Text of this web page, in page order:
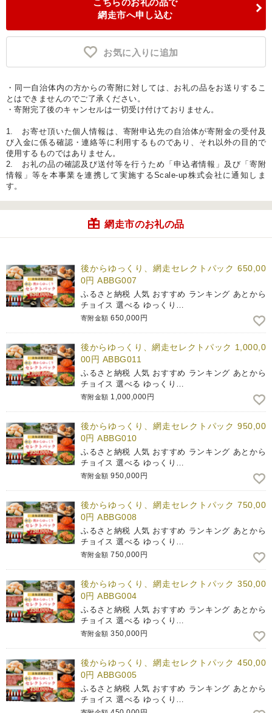
こちらのお礼の品で
網走市へ申し込む
お気に入りに追加
・同一自治体内の方からの寄附に対しては、お礼の品をお送りするこ
とはできませんのでご了承ください。
・寄附完了後のキャンセルは一切受け付けておりません。
1. お寄せ頂いた個人情報は、寄附申込先の自治体が寄附金の受付及
び入金に係る確認・連絡等に利用するものであり、それ以外の目的で
使用するものではありません。
2. お礼の品の確認及び送付等を行うため「申込者情報」及び「寄附
情報」等を本事業を連携して実施するScale-up株式会社に通知しま
す。
網走市のお礼の品
後からゆっくり、網走セレクトパック 650,00
0円 ABBG007
ふるさと納税 人気 おすすめ ランキング あとから
チョイス 選べる ゆっくり…
寄附金額 650,000円
後からゆっくり、網走セレクトパック 1,000,0
00円 ABBG011
ふるさと納税 人気 おすすめ ランキング あとから
チョイス 選べる ゆっくり…
寄附金額 1,000,000円
後からゆっくり、網走セレクトパック 950,00
0円 ABBG010
ふるさと納税 人気 おすすめ ランキング あとから
チョイス 選べる ゆっくり…
寄附金額 950,000円
後からゆっくり、網走セレクトパック 750,00
0円 ABBG008
ふるさと納税 人気 おすすめ ランキング あとから
チョイス 選べる ゆっくり…
寄附金額 750,000円
後からゆっくり、網走セレクトパック 350,00
0円 ABBG004
ふるさと納税 人気 おすすめ ランキング あとから
チョイス 選べる ゆっくり…
寄附金額 350,000円
後からゆっくり、網走セレクトパック 450,00
0円 ABBG005
ふるさと納税 人気 おすすめ ランキング あとから
チョイス 選べる ゆっくり…